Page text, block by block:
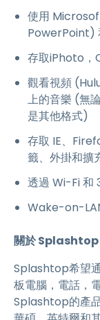
使用
PowerPoint)
存取iPhoto，
觀看視頻
上的音樂 (無
是其他格式)
存取 IE、
籤、外掛和擴
透過 Wi-Fi 和
Wake-on-
關於 Splashtop
Splashtop希望
板電腦，電話，
Splashtop的產